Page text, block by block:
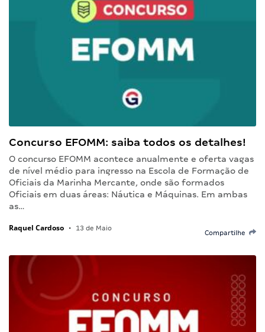
Concurso EFOMM: saiba todos os detalhes!
O concurso EFOMM acontece anualmente e oferta vagas
de nível médio para ingresso na Escola de Formação de
Oficiais da Marinha Mercante, onde são formados
Oficiais em duas áreas: Náutica e Máquinas. Em ambas
as…
Raquel Cardoso • 13 de Maio
Compartilhe